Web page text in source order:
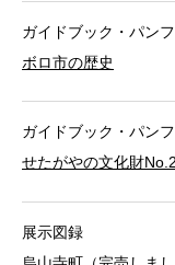
ガイドブック・パン
ボロ市の歴史
ガイドブック・パン
せたがやの文化財
展示図録